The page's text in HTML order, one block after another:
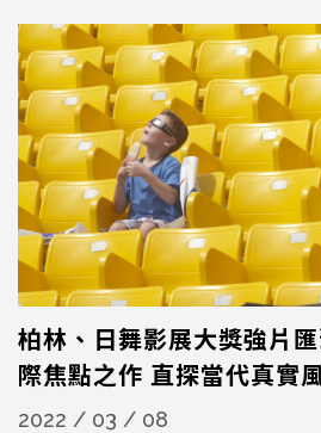
階級問題，持續探索各類藝術媒介
錄與影像的深刻思辨...
柏林、日舞影展大獎強片
際焦點之作 直探當代真實
2022 / 03 / 08